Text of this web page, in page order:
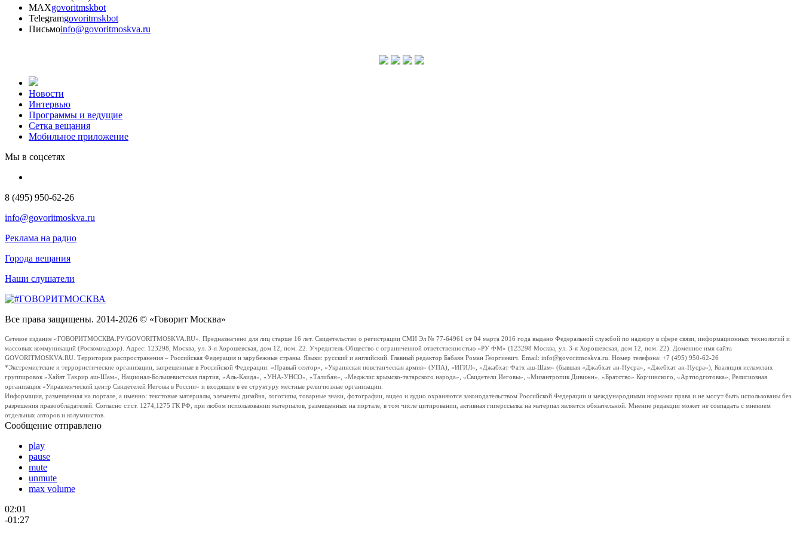
MAXgovoritmskbot
Telegramgovoritmskbot
Письмоinfo@govoritmoskva.ru
Новости
Интервью
Программы и ведущие
Сетка вещания
Мобильное приложение
Мы в соцсетях
8 (495) 950-62-26
info@govoritmoskva.ru
Реклама на радио
Города вещания
Наши слушатели
Все права защищены. 2014-2026 © «Говорит Москва»
Сетевое издание «ГОВОРИТМОСКВА.РУ/GOVORITMOSKVA.RU». Предназначено для лиц старше 16 лет. Свидетельство о регистрации СМИ Эл № 77-64961 от 04 марта 2016 года выдано Федеральной службой по надзору в сфере связи, информационных технологий и
массовых коммуникаций (Роскомнадзор). Адрес: 123298, Москва, ул. 3-я Хорошевская, дом 12, пом. 22. Учредитель Общество с ограниченной ответственностью «РУ ФМ» (123298 Москва, ул. 3-я Хорошевская, дом 12, пом. 22). Доменное имя сайта
GOVORITMOSKVA.RU. Территория распространения – Российская Федерация и зарубежные страны. Языки: русский и английский. Главный редактор Бабаян Роман Георгиевич. Email: info@govoritmoskva.ru. Номер телефона: +7 (495) 950-62-26
*Экстремистские и террористические организации, запрещенные в Российской Федерации: «Правый сектор», «Украинская повстанческая армия» (УПА), «ИГИЛ», «Джабхат Фатх аш-Шам» (бывшая «Джабхат ан-Нусра», «Джебхат ан-Нусра»), Коалиция исламских
группировок «Хайят Тахрир аш-Шам», Национал-Большевистская партия, «Аль-Каида», «УНА-УНСО», «Талибан», «Меджлис крымско-татарского народа», «Свидетели Иеговы», «Мизантропик Дивижн», «Братство» Корчинского, «Артподготовка», Религиозная
организация «Управленческий центр Свидетелей Иеговы в России» и входящие в ее структуру местные религиозные организации.
Информация, размещенная на портале, а именно: текстовые материалы, элементы дизайна, логотипы, товарные знаки, фотографии, видео и аудио охраняются законодательством Российской Федерации и международными нормами права и не могут быть использованы без
разрешения правообладателей. Согласно ст.ст. 1274,1275 ГК РФ, при любом использовании материалов, размещенных на портале, в том числе цитировании, активная гиперссылка на материал является обязательной. Мнение редакции может не совпадать с мнением
отдельных авторов и колумнистов.
Сообщение отправлено
play
pause
mute
unmute
max volume
02:01
-01:27